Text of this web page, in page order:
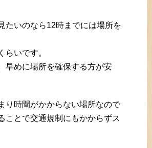
たいのなら12時までには場所を
らいです。
早めに場所を確保する方が安
り時間がかからない場所なので
ことで交通規制にもかからずス